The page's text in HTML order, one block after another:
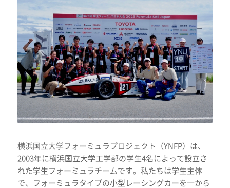
横浜国立大学フォーミュラプロジェクト（YNFP）は、
2003年に横浜国立大学工学部の学生4名によって設立さ
れた学生フォーミュラチームです。私たちは学生主体
で、フォーミュラタイプの小型レーシングカーを一から